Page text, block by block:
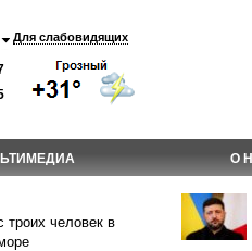
Для слабовидящих
О
троих человек в